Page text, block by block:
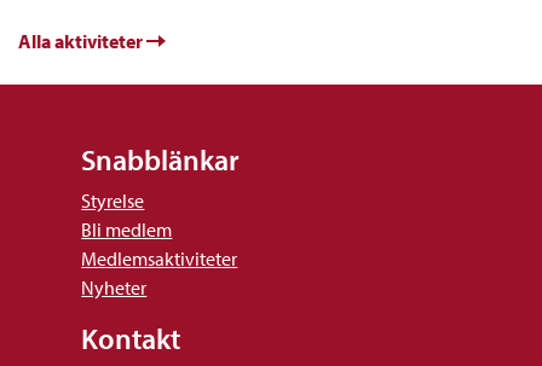
Alla aktiviteter
Snabblänkar
Styrelse
Bli medlem
Medlemsaktiviteter
Nyheter
Kontakt